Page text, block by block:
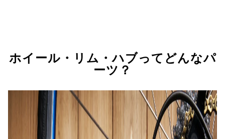
ホイール・リム・ハブってどんなパ
ーツ？